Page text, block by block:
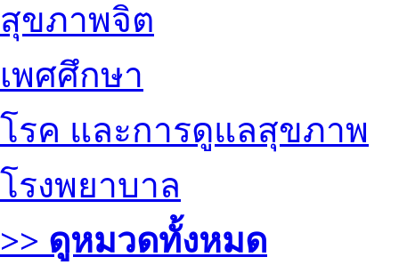
สุขภาพจิต
เพศศึกษา
โรค และการดูแลสุขภาพ
โรงพยาบาล
>> ดูหมวดทั้งหมด